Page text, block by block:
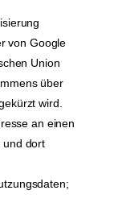
von Google
Union
über
wird.
an einen
und dort